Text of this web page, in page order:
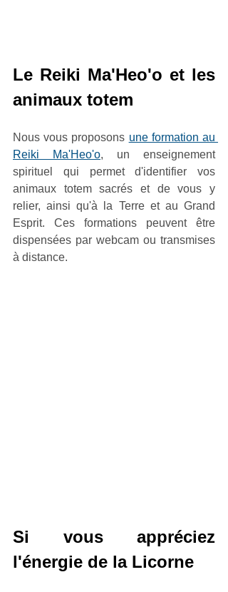
Le Reiki Ma'Heo'o et les
animaux totem
Nous vous proposons une formation au
Reiki Ma'Heo'o, un enseignement
spirituel qui permet d'identifier vos
animaux totem sacrés et de vous y
relier, ainsi qu'à la Terre et au Grand
Esprit. Ces formations peuvent être
dispensées par webcam ou transmises
à distance.
Si vous appréciez
l'énergie de la Licorne